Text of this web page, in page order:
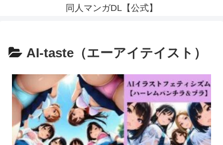
同人マンガDL【公式】
AI-taste（エーアイテイスト）